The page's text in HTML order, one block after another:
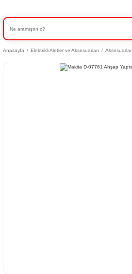
Anasayfa Elektrikli Aletler ve Aksesuarları Aksesuarlar